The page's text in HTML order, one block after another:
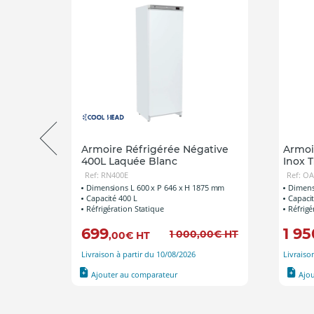
Armoire Réfrigérée Négative
400L Laquée Blanc
Ref: RN400E
Dimensions L 600 x P 646 x H 1875 mm
Capacité 400 L
Réfrigération Statique
699,00€ HT 1 000,00€ HT
Livraison à partir du 10/08/2026
Ajouter au comparateur
Inox
Ref:
1